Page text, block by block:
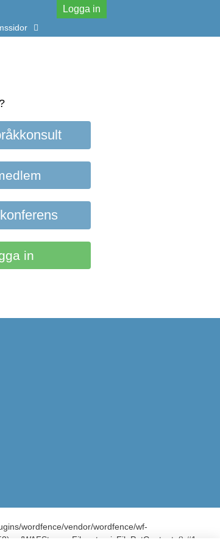
Logga in
in
wordfence/vendor/wordfence/wf-
wfWAFStorageFile::atomicFilePutContents() #1